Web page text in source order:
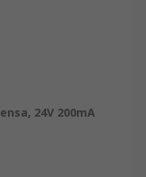
beroende
B, såsom
24V 200mA